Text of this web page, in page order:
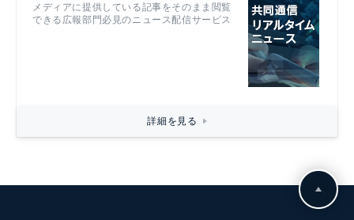
メディアに提供している記事をそのまま閲覧
できる広報部門必見のニュース配信サービス
詳細を見る